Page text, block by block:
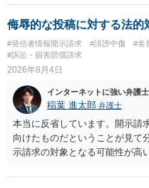
方が口頭で反論したのは、仮処
面での反論となれば、より遅延
はXのため、APのIPアドレスの
求は法律知識が不可欠ですが、
方法を選択することが重要です。
侮辱的な投稿に対する法的
#発信者情報開示請求 #誹謗中傷 #名
#訴訟・損害賠償請求
2026年8月4日
インターネットに強い弁護士
稲葉 進太郎 弁護士
本当に反省しています。開示請
向けたものだということが見て
示請求の対象となる可能性が高
と存じます。発信者情報開示請